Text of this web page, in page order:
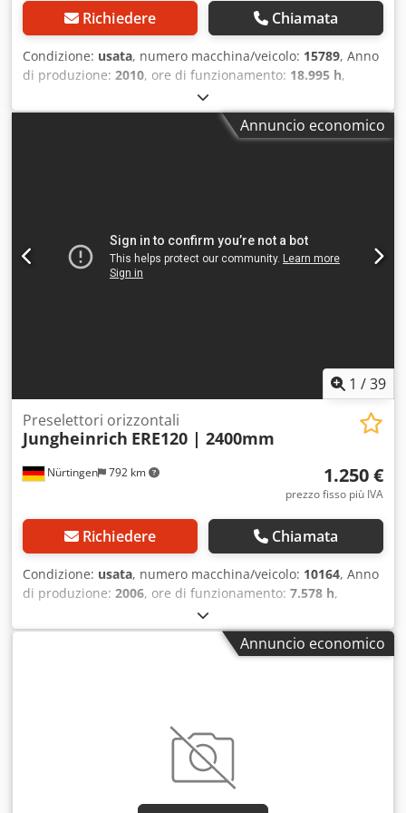
Richiedere Chiamata
Condizione: usata, numero macchina/veicolo: 15789, Anno
di produzione: 2010, ore di funzionamento: 18.995 h,
, altezza di sollevamento:
baricentro del carico:1.200 mm, tipo di carburante:
, tensione della batteria:
Annuncio economico
1 /39
Nürtingen 792 km
Preselettori orizzontali
Jungheinrich ERE120 | 2400mm
1.250 €
prezzo fisso più IVA
Richiedere Chiamata
Condizione: usata, numero macchina/veicolo: 10164, Anno
di produzione: 2006, ore di funzionamento: 7.578 h,
, altezza di sollevamento:
baricentro del carico:600 mm, tipo di carburante:
, altezza di costruzione:
Annuncio economico